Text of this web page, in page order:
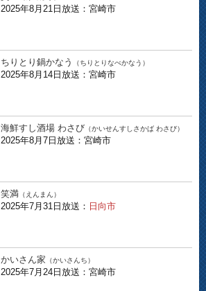
2025年8月21日放送：宮崎市
ちりとり鍋かなう （ちりとりなべかなう）
2025年8月14日放送：宮崎市
海鮮すし酒場 わさび （かいせんすしさかば わさび）
2025年8月7日放送：宮崎市
笑満 （えんまん）
2025年7月31日放送： 日向市
かいさん家 （かいさんち）
2025年7月24日放送：宮崎市